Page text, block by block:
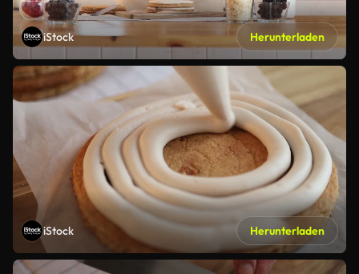
iStock Herunterladen
iStock Herunterladen